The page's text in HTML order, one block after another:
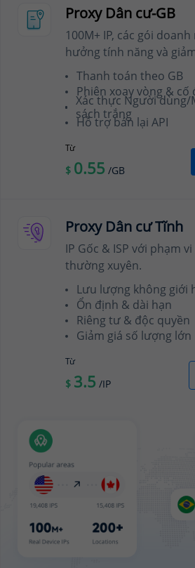
Proxy Dân cư-GB
100M+ IP, các gói
hưởng tính năng và
Thanh toán theo GB
Phiên xoay vòng & cố
Xác thực Người dùng/
sách trắng
Hỗ trợ bán lại API
Từ
$ 0.55 /GB
Proxy Dân cư Tĩnh
IP Gốc & ISP với phạm
thường xuyên.
Lưu lượng không giới
Ổn định & dài hạn
Riêng tư & độc quyền
Giảm giá số lượng lớn
Từ
$ 3.5 /IP